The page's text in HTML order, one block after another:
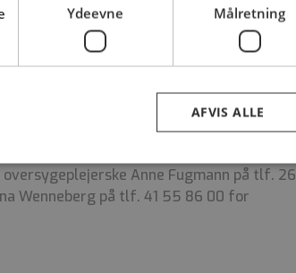
en betingelse for ansættelsen, at der
og
OPUS team vest.
Anne Fugmann på tlf. 26
Wenneberg på tlf. 41 55 86 00 for
Ydeevne Målretning
AFVIS ALLE